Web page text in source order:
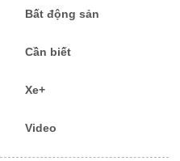
Bất động sản
Cần biết
Xe+
Video